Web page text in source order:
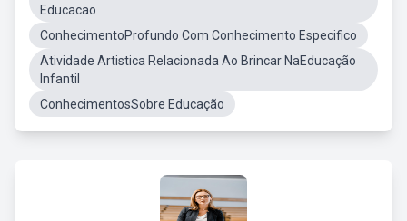
Educacao
ConhecimentoProfundo Com Conhecimento Especifico
Atividade Artistica Relacionada Ao Brincar NaEducação
Infantil
ConhecimentosSobre Educação